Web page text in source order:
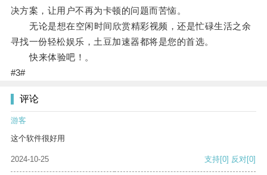
决方案，让用户不再为卡顿的问题而苦恼。
无论是想在空闲时间欣赏精彩视频，还是忙碌生活之余
寻找一份轻松娱乐，土豆加速器都将是您的首选。
快来体验吧！。
#3#
评论
游客
这个软件很好用
2024-10-25 支持[0] 反对[0]